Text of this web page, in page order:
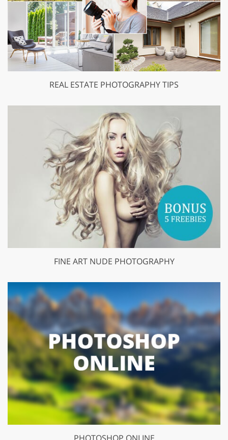
REAL ESTATE PHOTOGRAPHY TIPS
FINE ART NUDE PHOTOGRAPHY
PHOTOSHOP ONLINE